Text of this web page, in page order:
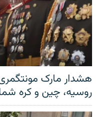
هشدار مارک
روسیه، چین و کره